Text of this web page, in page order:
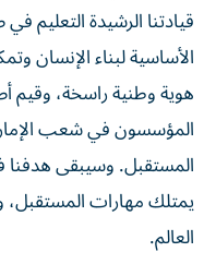
قيادتنا الرشيدة التعليم في
الأساسية لبناء الإنسان
هوية وطنية راسخة، وقيم
المؤسسون في شعب
المستقبل. وسيبقى هدفنا
يمتلك مهارات
العالم.